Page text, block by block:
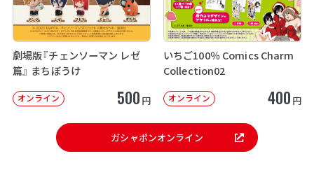
劇場版『チェンソーマン レゼ
篇』 まちぼうけ
オンライン 500 円
いちご100％ Comics Charm
Collection02
オンライン 400 円
ガシャポンオンライン